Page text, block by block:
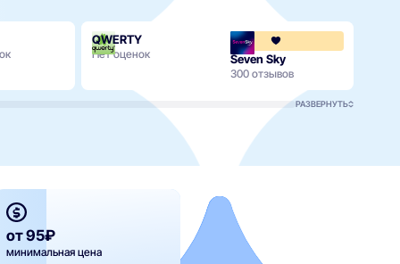
QWERTY
Нет оценок Seven Sky
300 отзывов
РАЗВЕРНУТЬ
от 95₽
минимальная цена